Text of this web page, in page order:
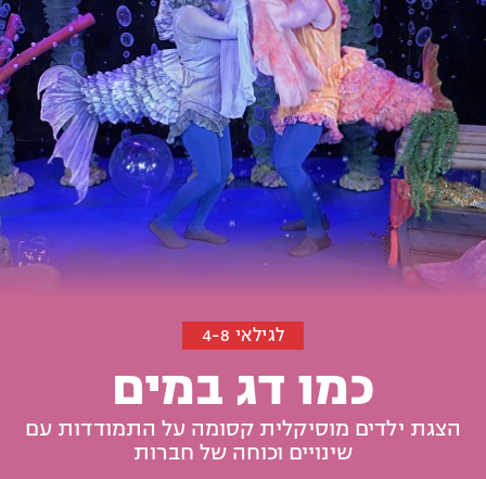
לגילאי 4-8
כמו דג במים
הצגת ילדים מוסיקלית קסומה על התמודדות עם
שינויים וכוחה של חברות